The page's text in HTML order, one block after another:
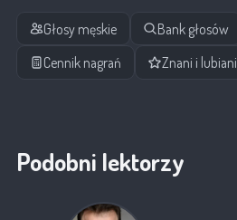
Głosy męskie Bank głosów
Cennik nagrań
Znani i lubiani
Podobni lektorzy